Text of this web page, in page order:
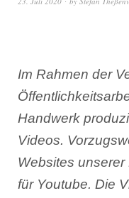
Im Rahmen der
Handwerk
Videos.
Websites
für Youtube. Die